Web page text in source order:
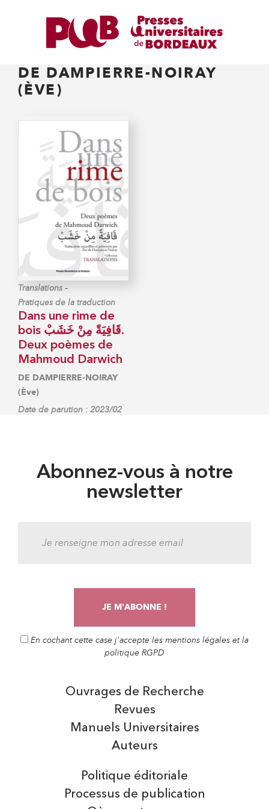
DE DAMPIERRE-NOIRAY
(ÈVE)
Translations -
Pratiques de la traduction
Dans une rime de
bois قَافِيَةً مِنْ خَشَبْ.
Deux poèmes de
Mahmoud Darwich
DE DAMPIERRE-NOIRAY
(Ève)
Date de parution : 2023/02
Abonnez-vous à notre
newsletter
En cochant cette case j'accepte les mentions légales et la
politique RGPD
Auteurs
Manuels Universitaires
Ouvrages de Recherche
Revues
Politique éditoriale
Processus de publication